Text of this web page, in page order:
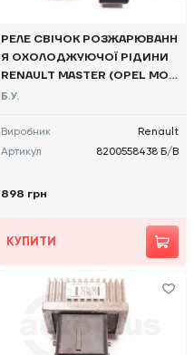
РЕЛЕ СВІЧОК РОЗЖАРЮВАНН
Я ОХОЛОДЖУЮЧОЇ РІДИНИ
RENAULT MASTER (OPEL MOV
ANO, NISSAN NV400) 2010 -,
Б.У.
Виробник
Renault
Артикул
8200558438 Б/В
898 грн
КУПИТИ